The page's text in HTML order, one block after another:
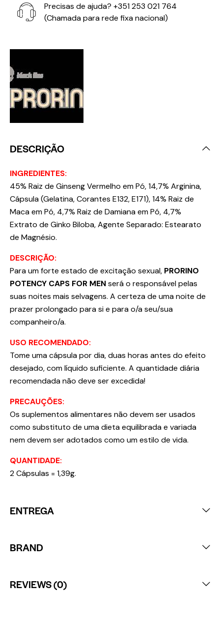
Precisas de ajuda? +351 253 021 764
(Chamada para rede fixa nacional)
DESCRIÇÃO
INGREDIENTES:
45% Raiz de Ginseng Vermelho em Pó, 14,7% Arginina,
Cápsula (Gelatina, Corantes E132, E171), 14% Raiz de
Maca em Pó, 4,7% Raiz de Damiana em Pó, 4,7%
Extrato de Ginko Biloba, Agente Separado: Estearato
de Magnésio.
DESCRIÇÃO:
Para um forte estado de excitação sexual, PRORINO
POTENCY CAPS FOR MENserá o responsável pelas
suas noites mais selvagens. A certeza de uma noite de
prazer prolongado para si e para o/a seu/sua
companheiro/a.
USO RECOMENDADO:
Tome uma cápsula por dia, duas horas antes do efeito
desejado, com líquido suficiente. A quantidade diária
recomendada não deve ser excedida!
PRECAUÇÕES:
Os suplementos alimentares não devem ser usados
como substituto de uma dieta equilibrada e variada
nem devem ser adotados como um estilo de vida.
QUANTIDADE:
2 Cápsulas = 1,39g.
ENTREGA
BRAND
REVIEWS (0)